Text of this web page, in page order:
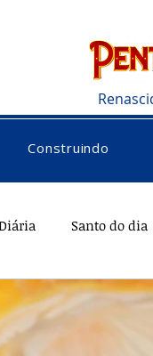
Construindo
Santo do dia
Galeria Orações